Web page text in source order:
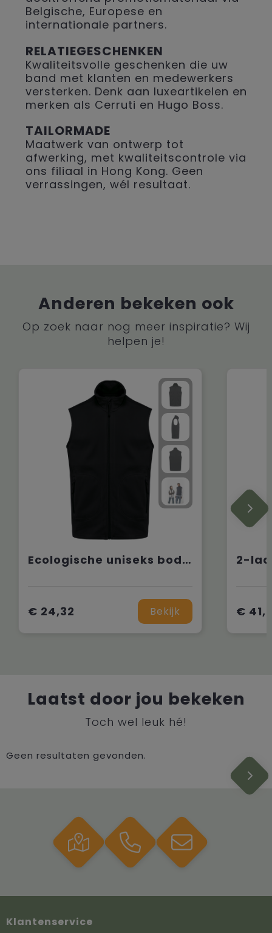
Belgische, Europese en
internationale partners.
RELATIEGESCHENKEN
Kwaliteitsvolle geschenken die uw
band met klanten en medewerkers
versterken. Denk aan luxeartikelen en
merken als Cerruti en Hugo Boss.
TAILORMADE
Maatwerk van ontwerp tot
afwerking, met kwaliteitscontrole via
ons filiaal in Hong Kong. Geen
verrassingen, wél resultaat.
Anderen bekeken ook
Op zoek naar nog meer inspiratie? Wij
helpen je!
Ecologische uniseks bodywarmer van microfleece
€ 24,32 Bekijk €
Laatst door jou bekeken
Toch wel leuk hé!
Geen resultaten gevonden.
Klantenservice